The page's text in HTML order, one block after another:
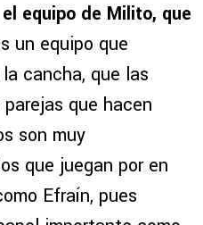
equipo de Milito, que
un equipo que
cancha, que las
que hacen
son muy
que juegan por en
Efraín, pues